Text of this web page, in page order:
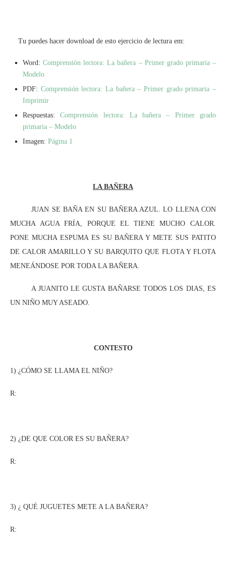
Tu puedes hacer download de esto ejercicio de lectura em:
Word:Comprensión lectora: La bañera – Primer grado primaria –
Modelo
PDF: Comprensión lectora: La bañera – Primer grado primaria –
Imprimir
Respuestas:Comprensión lectora: La bañera – Primer grado
primaria – Modelo
Imagen: Página 1
LA BAÑERA
JUAN SE BAÑA EN SU BAÑERA AZUL. LO LLENA CON
MUCHA AGUA FRÍA, PORQUE EL TIENE MUCHO CALOR.
PONE MUCHA ESPUMA ES SU BAÑERA Y METE SUS PATITO
DE CALOR AMARILLO Y SU BARQUITO QUE FLOTA Y FLOTA
MENEÁNDOSE POR TODA LA BAÑERA.
A JUANITO LE GUSTA BAÑARSE TODOS LOS DIAS, ES
UN NIÑO MUY ASEADO.
CONTESTO
1) ¿CÓMO SE LLAMA EL NIÑO?
R:
2) ¿DE QUE COLOR ES SU BAÑERA?
R:
3) ¿ QUÉ JUGUETES METE A LA BAÑERA?
R: